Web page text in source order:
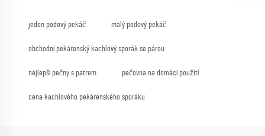
jeden podový pekáč malý podový pekáč
obchodní pekárenský kachlový sporák se párou
nejlepší pečny s patrem pečovna na domácí použití
cena kachlového pekárenského sporáku